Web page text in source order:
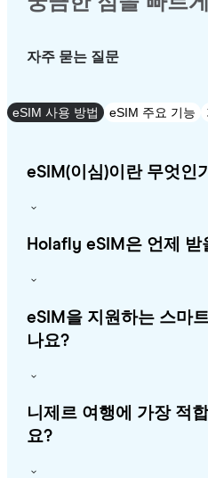
자주 묻는 질문
eSIM 사용 방법 eSIM 주요 기능
eSIM(이심)이란 무엇인
Holafly eSIM은 언제 받
eSIM을 지원하는 스마
나요?
니제르 여행에 가장 적
요?